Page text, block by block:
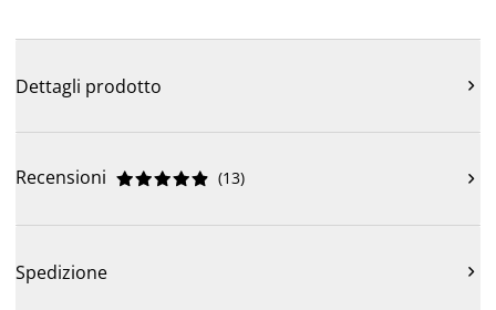
Dettagli prodotto 
Recensioni 




 (13) 
Spedizione 